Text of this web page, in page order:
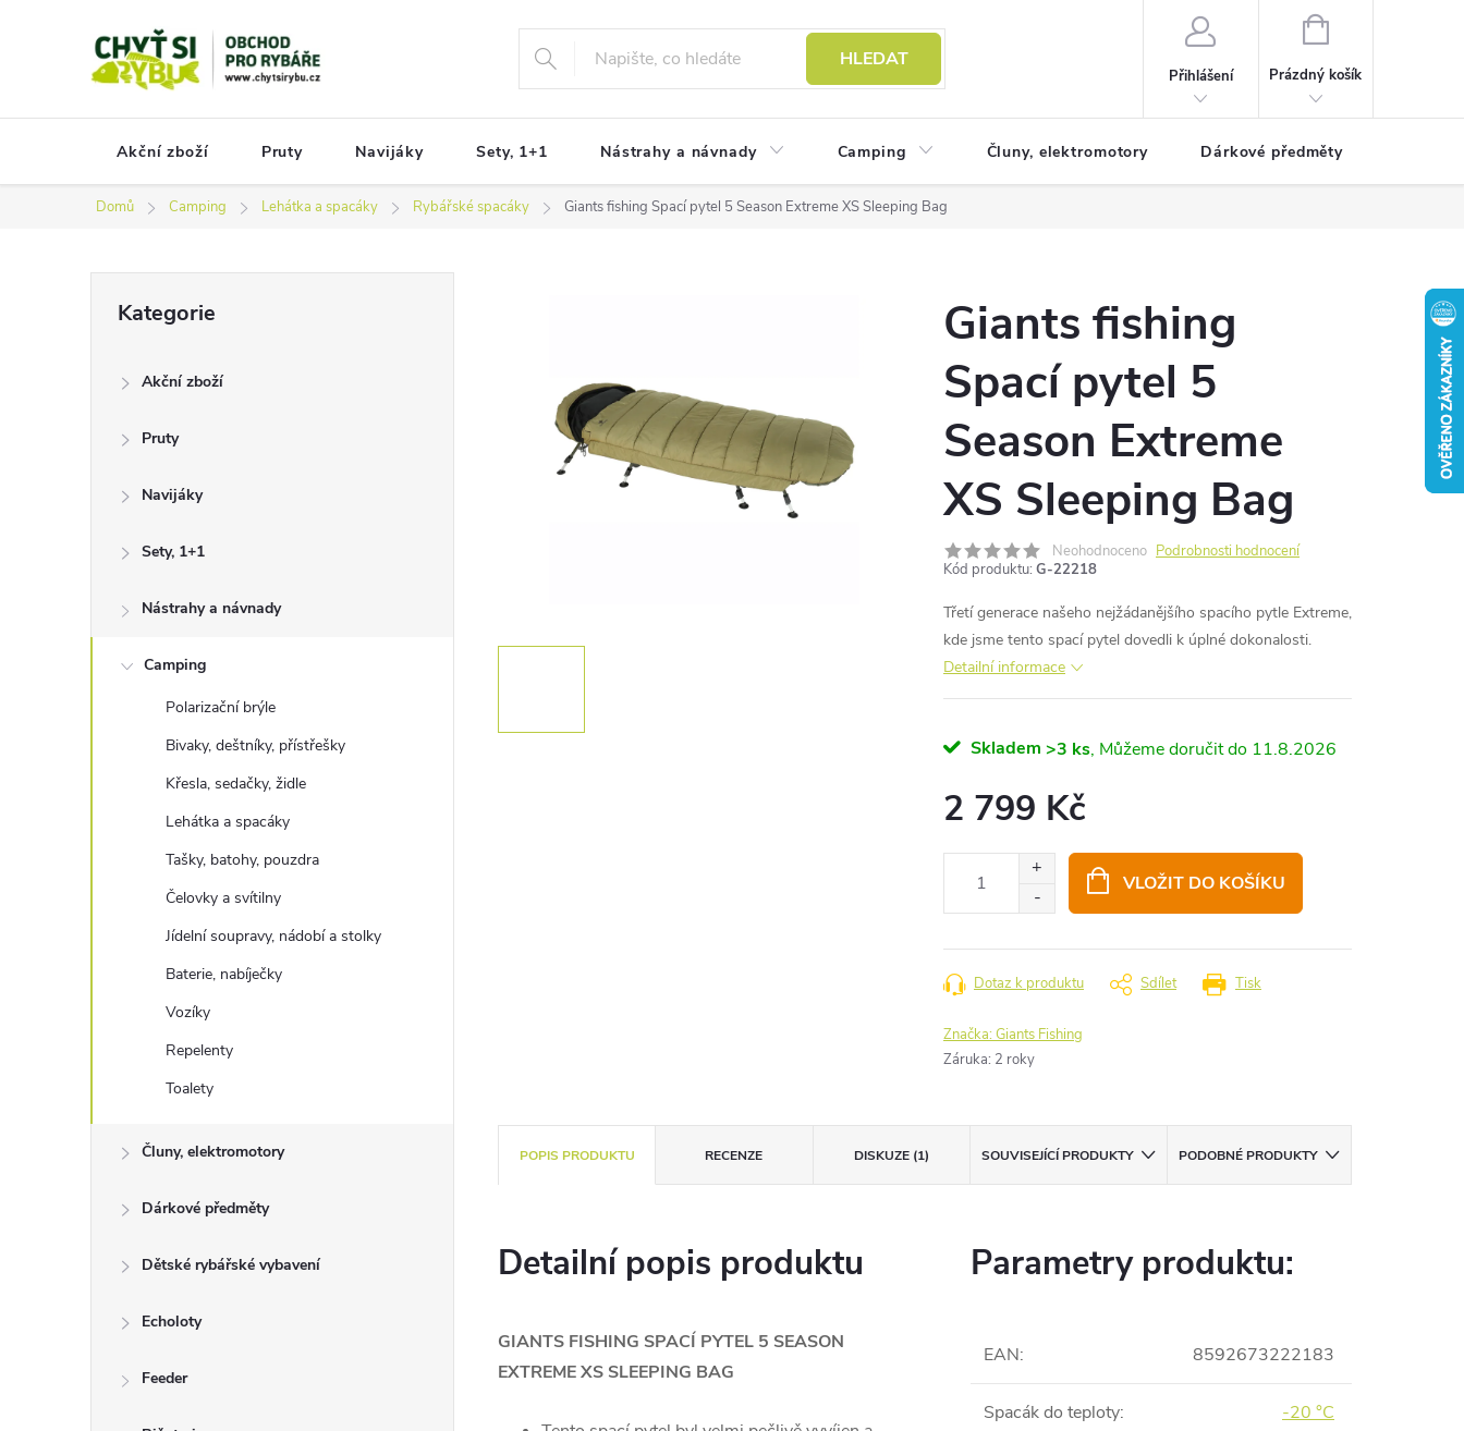
HLEDAT
Přihlášení
NÁKUPNÍ
Prázdný košík
Akční zboží Pruty Navijáky Sety, 1+1 Nástrahy a návnady Camping Čluny, elektromotory Dárkové předměty
Domů Camping Lehátka a spacáky Rybářské spacáky Giants fishing Spací pytel 5 Season Extreme XS Sleeping Bag
kategorie
Kategorie
Akční zboží
Pruty
Navijáky
Sety, 1+1
Nástrahy a návnady
Camping
Polarizační brýle
Bivaky, deštníky, přístřešky
Křesla, sedačky, židle
Lehátka a spacáky
Tašky, batohy, pouzdra
Čelovky a svítilny
Jídelní soupravy, nádobí a stolky
Baterie, nabíječky
Vozíky
Repelenty
Toalety
Čluny, elektromotory
Dárkové předměty
Dětské rybářské vybavení
Echoloty
Feeder
Giants fishing
Spací pytel 5
Season Extreme
XS Sleeping Bag
Neohodnoceno Podrobnosti hodnocení
Kód produktu: G-22218
Třetí generace našeho nejžádanějšího spacího pytle Extreme,
kde jsme tento spací pytel dovedli k úplné dokonalosti.
Detailní informace
Skladem >3 ks 11.8.2026
2 799 Kč
VLOŽIT DO KOŠÍKU
Tisk
Dotaz k produktu Sdílet
Značka:Giants Fishing
Záruka: 2 roky
POPIS PRODUKTU RECENZE DISKUZE (1) SOUVISEJÍCÍ PRODUKTY PODOBNÉ PRODUKTY
Detailní popis produktu
GIANTS FISHING SPACÍ PYTEL 5 SEASON
EXTREME XS SLEEPING BAG
Parametry produktu:
EAN: 8592673222183
Spacák do teploty: -20 °C